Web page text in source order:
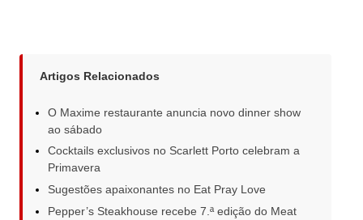
Artigos Relacionados
O Maxime restaurante anuncia novo dinner show
ao sábado
Cocktails exclusivos no Scarlett Porto celebram a
Primavera
Sugestões apaixonantes no Eat Pray Love
Pepper’s Steakhouse recebe 7.ª edição do Meat